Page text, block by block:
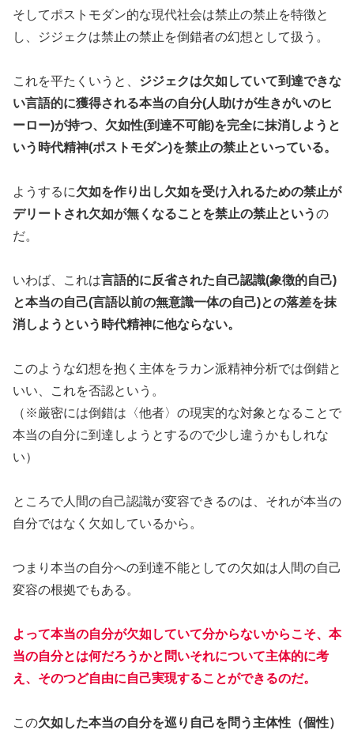
そしてポストモダン的な現代社会は禁止の禁止を特徴と
し、ジジェクは禁止の禁止を倒錯者の幻想として扱う。
これを平たくいうと、 ジジェクは欠如していて到達できな
い言語的に獲得される本当の自分(人助けが生きがいのヒ
ーロー)が持つ、欠如性(到達不可能)を完全に抹消しようと
いう時代精神(ポストモダン)を禁止の禁止といっている。
ようするに欠如を作り出し欠如を受け入れるための禁止が
デリートされ欠如が無くなることを禁止の禁止というの
だ。
いわば、これは言語的に反省された自己認識(象徴的自己)
と本当の自己(言語以前の無意識一体の自己)との落差を抹
消しようという時代精神に他ならない。
このような幻想を抱く主体をラカン派精神分析では倒錯と
いい、これを否認という。
（※厳密には倒錯は〈他者〉の現実的な対象となることで
本当の自分に到達しようとするので少し違うかもしれな
い）
ところで人間の自己認識が変容できるのは、それが本当の
自分ではなく欠如しているから。
つまり本当の自分への到達不能としての欠如は人間の自己
変容の根拠でもある。
よって本当の自分が欠如していて分からないからこそ、本
当の自分とは何だろうかと問いそれについて主体的に考
え、そのつど自由に自己実現することができるのだ。
この欠如した本当の自分を巡り自己を問う主体性（個性）